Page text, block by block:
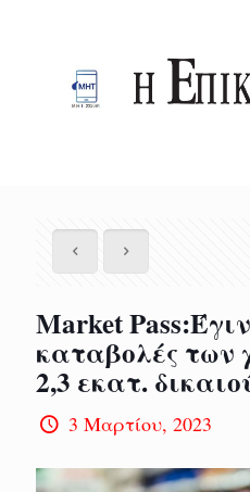
Market
καταβολές των
2,3 εκατ.
3 Μαρτίου, 2023